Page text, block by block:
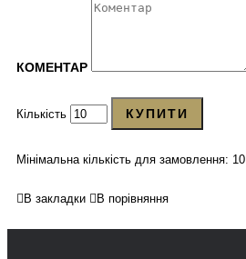
КОМЕНТАР
Кількість КУПИТИ
Мінімальна кількість для замовлення: 10
В закладки В порівняння